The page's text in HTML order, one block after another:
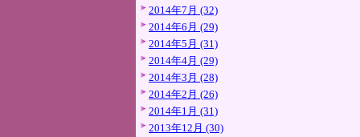
2014年7月 (32)
2014年6月 (29)
2014年5月 (31)
2014年4月 (29)
2014年3月 (28)
2014年2月 (26)
2014年1月 (31)
2013年12月 (30)